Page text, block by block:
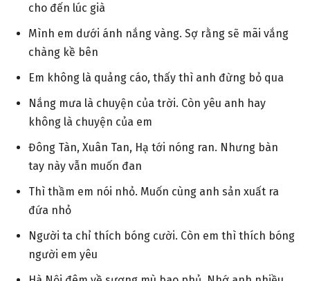
cho đến lúc già
Mình em dưới ánh nắng vàng. Sợ rằng sẽ mãi vắng
chàng kề bên
Em không là quảng cáo, thấy thì anh đừng bỏ qua
Nắng mưa là chuyện của trời. Còn yêu anh hay
không là chuyện của em
Đông Tàn, Xuân Tan, Hạ tới nóng ran. Nhưng bàn
tay này vẫn muốn đan
Thì thầm em nói nhỏ. Muốn cùng anh sản xuất ra
đứa nhỏ
Người ta chỉ thích bóng cười. Còn em thì thích bóng
người em yêu